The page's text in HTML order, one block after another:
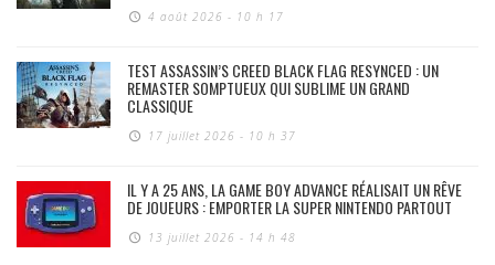
4 août 2026 - 10 h 17
TEST ASSASSIN’S CREED BLACK FLAG RESYNCED : UN
REMASTER SOMPTUEUX QUI SUBLIME UN GRAND
CLASSIQUE
17 juillet 2026 - 10 h 37
IL Y A 25 ANS, LA GAME BOY ADVANCE RÉALISAIT UN RÊVE
DE JOUEURS : EMPORTER LA SUPER NINTENDO PARTOUT
13 juillet 2026 - 14 h 48